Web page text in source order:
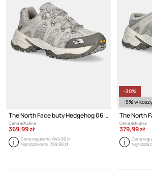
The North Face buty Hedgehog 06 Rvst
Cena aktualna:
369,99 zł
Cena regularna:649,99 zł
Najniższa cena:389,99 zł
-30%
-5% w
Cena aktualna:
379,99 zł
Cena
Najniższa